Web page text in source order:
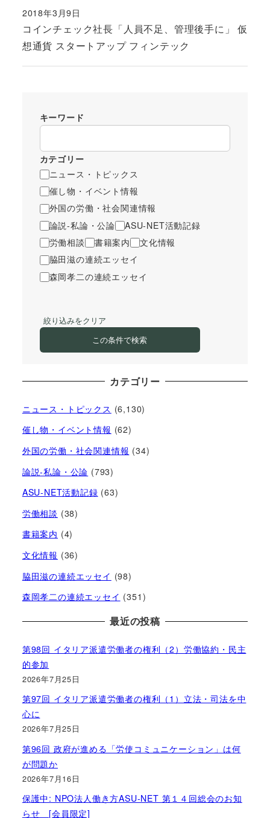
コインチェック社長「人員不足、管理後手に」 仮
想通貨 スタートアップ フィンテック
投稿日
2018年3月9日
キーワード
カテゴリー
ニュース・トピックス
催し物・イベント情報
外国の労働・社会関連情報
論説-私論・公論
ASU-NET活動記録
労働相談
書籍案内
文化情報
脇田滋の連続エッセイ
森岡孝二の連続エッセイ
絞り込みをクリア
この条件で検索
カテゴリー
ニュース・トピックス (6,130)
催し物・イベント情報 (62)
外国の労働・社会関連情報 (34)
論説-私論・公論 (793)
ASU-NET活動記録 (63)
労働相談 (38)
書籍案内 (4)
文化情報 (36)
脇田滋の連続エッセイ (98)
森岡孝二の連続エッセイ (351)
最近の投稿
第98回 イタリア派遣労働者の権利（2）労働協約・民主
的参加
2026年7月25日
第97回 イタリア派遣労働者の権利（1）立法・司法を中
心に
2026年7月25日
第96回 政府が進める「労使コミュニケーション」は何
が問題か
2026年7月16日
保護中: NPO法人働き方ASU-NET 第１４回総会のお知
らせ [会員限定]